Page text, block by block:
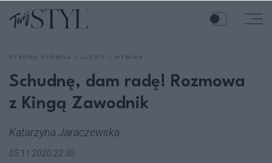
Schudnę, dam radę! Rozmowa
z Kingą Zawodnik
Katarzyna Jaraczewska
05.11.2020 22:30